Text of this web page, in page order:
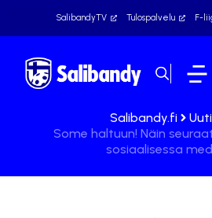
SalibandyTV Tulospalvelu F-
Salibandy.fi
Some haltuun! Näin
sosiaalisessa